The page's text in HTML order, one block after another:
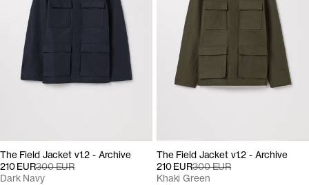
The Field Jacket v1.2 - Archive
210 EUR300 EUR
Dark Navy
The Field Jacket v1.2 - Archive
210 EUR300 EUR
Khaki Green